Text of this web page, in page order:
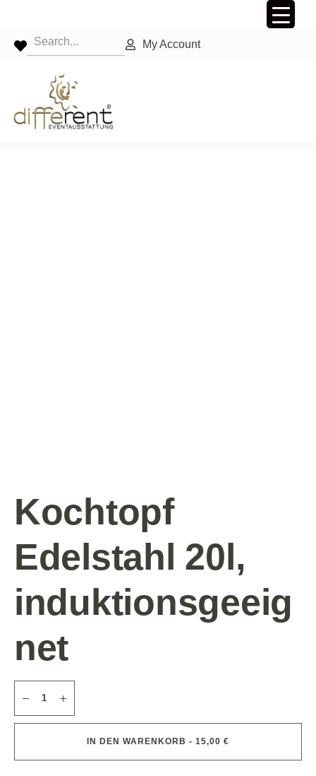
My Account
Kochtopf
Edelstahl 20l,
induktionsgeeig
net
IN DEN WARENKORB - 15,00 €